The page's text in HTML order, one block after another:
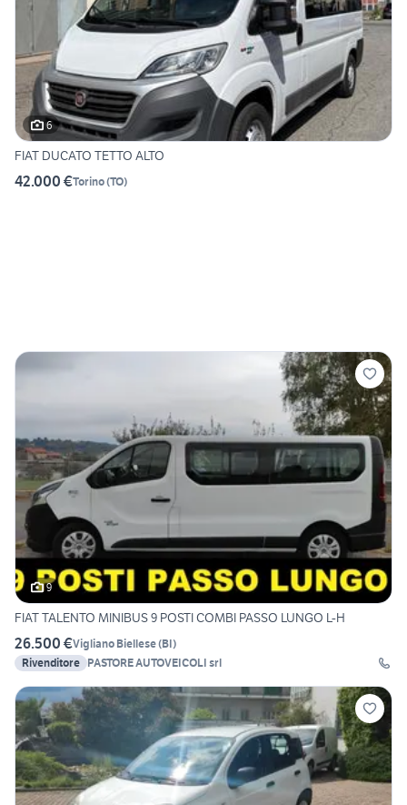
6
FIAT DUCATO TETTO ALTO
42.000 €Torino(TO)
9
FIAT TALENTO MINIBUS 9 POSTI COMBI PASSO LUNGO L-H
26.500 €Vigliano Biellese(BI)
Rivenditore PASTORE AUTOVEICOLI srl